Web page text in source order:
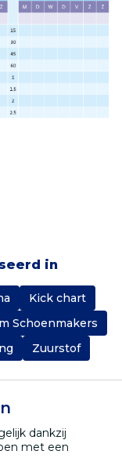
in
Kick chart
Schoenmakers
Zuurstof
dankzij
met een